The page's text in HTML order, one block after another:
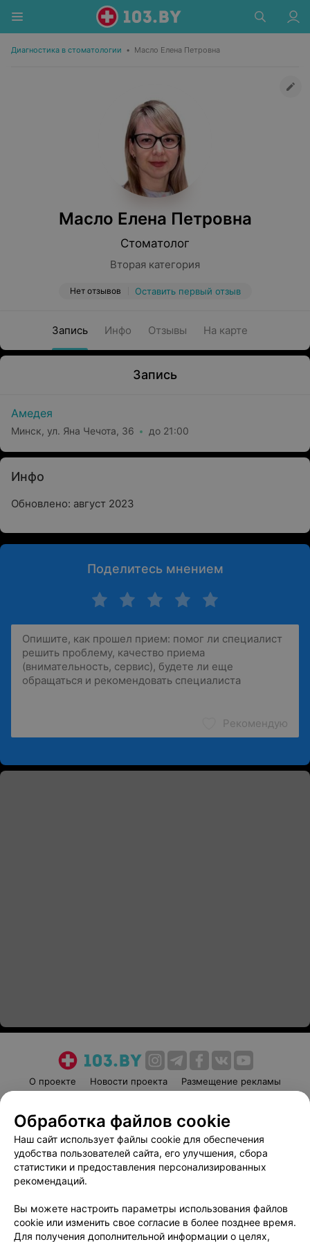
Диагностика в стоматологии • Масло Елена Петровна
Масло Елена Петровна
Стоматолог
Вторая категория
Нет отзывов Оставить первый отзыв
Запись Инфо Отзывы На карте
Запись
Амедея
Минск, ул. Яна Чечота, 36 до 21:00
Инфо
Обновлено: август 2023
Поделитесь мнением
Рекомендую
О проекте Новости проекта
Размещение рекламы
Пользовательское соглашение
Способы оплаты
Вакансии
Партнеры
Написать руководителю 103.by
Обработка персональных данных
Обработка файлов cookie
Наш сайт использует файлы cookie для обеспечения
удобства пользователей сайта, его улучшения, сбора
статистики и предоставления персонализированных
рекомендаций.
Вы можете настроить параметры использования файлов
cookie или изменить свое согласие в более позднее время.
Для получения дополнительной информации о целях,